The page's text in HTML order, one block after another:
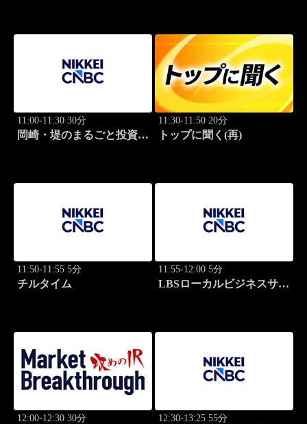
11:00-11:30 30分
岡崎・堤のまるごと投資道
11:30-11:50 20分
トップに聞く(再)
11:50-11:55 5分
チルタイム
11:55-12:00 5分
LBSローカルビジネスサテ
12:00-12:30 30分 12:30-13:25 55分